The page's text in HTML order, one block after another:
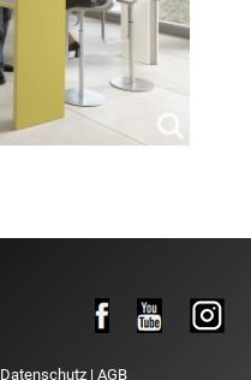
Datenschutz | AGB